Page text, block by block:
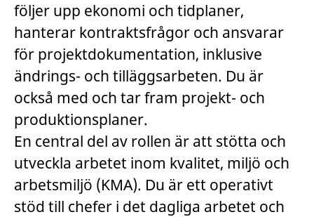
följer upp ekonomi och tidplaner,
hanterar kontraktsfrågor och ansvarar
för projektdokumentation, inklusive
ändrings- och tilläggsarbeten. Du är
också med och tar fram projekt- och
produktionsplaner.
En central del av rollen är att stötta och
utveckla arbetet inom kvalitet, miljö och
arbetsmiljö (KMA). Du är ett operativt
stöd till chefer i det dagliga arbetet och